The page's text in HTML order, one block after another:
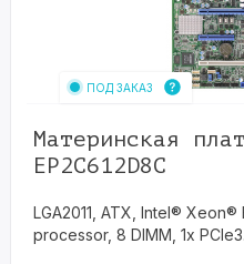
ПОД ЗАКАЗ
Материнская
EP2C612D8C
LGA2011, ATX, Intel®
processor, 8 DIMM, 1x